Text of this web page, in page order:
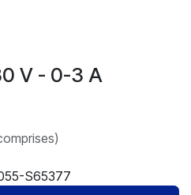
V - 0-3 A
S65377